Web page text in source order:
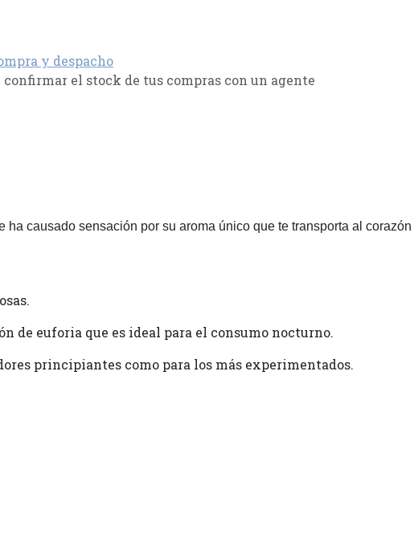
y despacho
confirmar el stock de tus compras con un agente
causado sensación por su aroma único que te transporta al corazón
de euforia que es ideal para el consumo nocturno.
principiantes como para los más experimentados.